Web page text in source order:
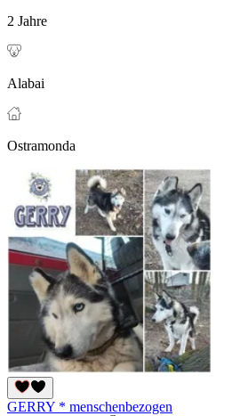
2 Jahre
Alabai
Ostramonda
GERRY * menschenbezogen